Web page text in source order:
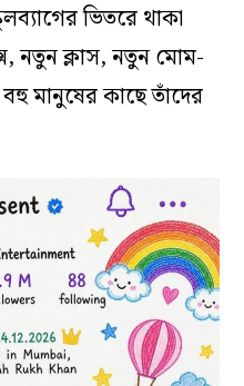
ভিতরে থাকা
নতুন ক্লাস, নতুন মোম-
মানুষের কাছে তাঁদের